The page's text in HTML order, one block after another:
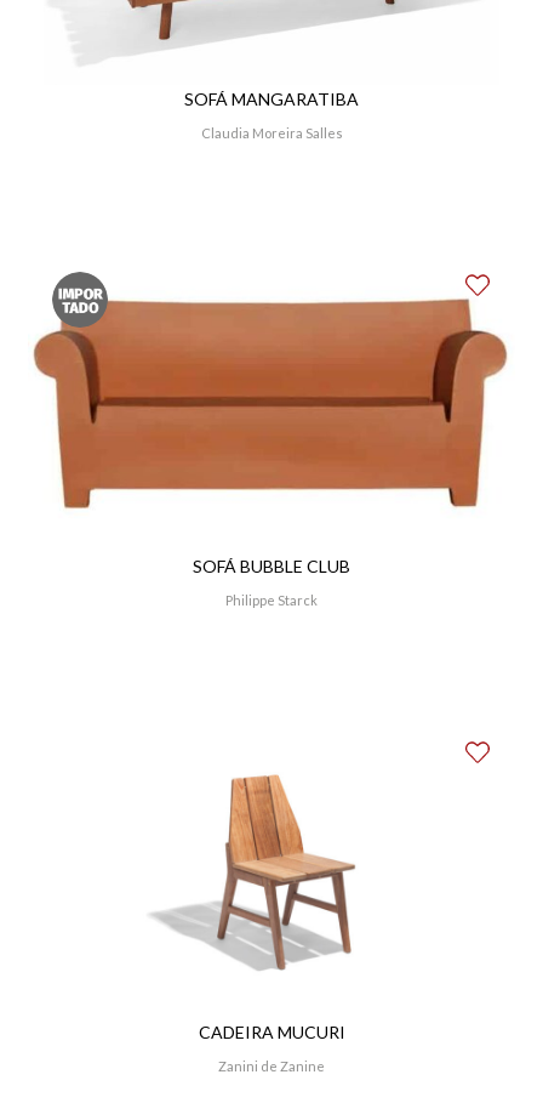
SOFÁ MANGARATIBA
Claudia Moreira Salles
SOFÁ BUBBLE CLUB
Philippe Starck
CADEIRA MUCURI
Zanini de Zanine